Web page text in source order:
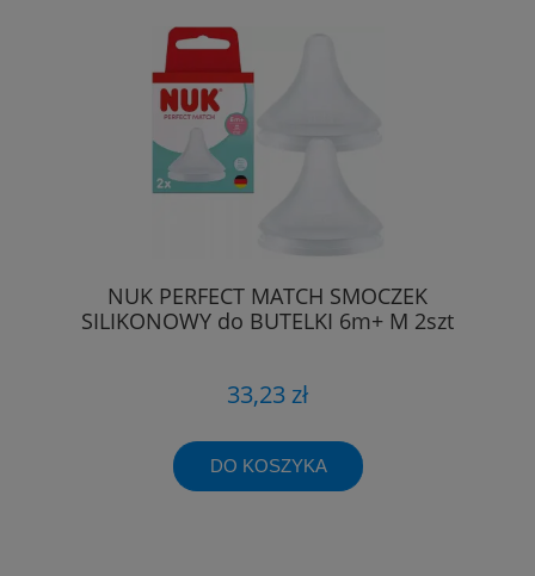
NUK PERFECT MATCH SMOCZEK
SILIKONOWY do BUTELKI 6m+ M 2szt
33,23 zł
DO KOSZYKA